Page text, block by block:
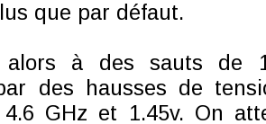
que par défaut.
alors à des sauts de
des hausses de
GHz et 1.45v. On